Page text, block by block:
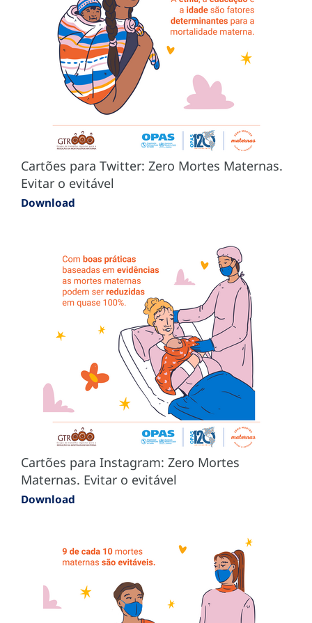
Cartões para Twitter: Zero Mortes Maternas.
Evitar o evitável
Download
Cartões para Instagram: Zero Mortes
Maternas. Evitar o evitável
Download